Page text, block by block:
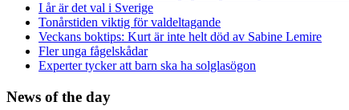
I år är det val i Sverige
Tonårstiden viktig för valdeltagande
Veckans boktips: Kurt är inte helt död av Sabine Lemire
Fler unga fågelskådar
Experter tycker att barn ska ha solglasögon
News of the day